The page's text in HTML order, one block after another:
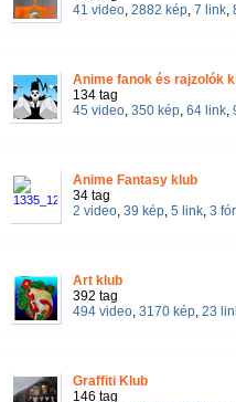
41 video, 2882 kép, 7 link,
Anime fanok és rajzolók
134 tag
45 video, 350 kép, 64 link,
Anime Fantasy klub
34 tag
2 video, 39 kép, 5 link, 3
Art klub
392 tag
494 video, 3170 kép, 23
Graffiti Klub
146 tag